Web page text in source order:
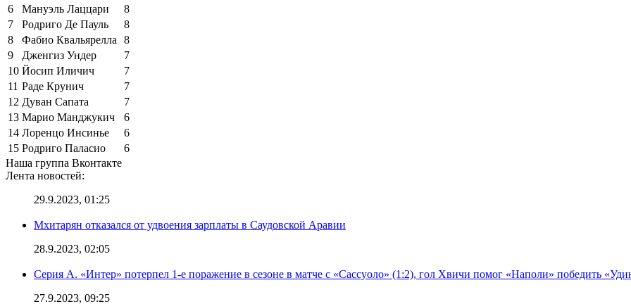
6
Мануэль Лаццари
8
7
Родриго Де Пауль
8
8
Фабио Квальярелла
8
9
Дженгиз Ундер
7
10 Йосип Иличич
7
11 Раде Крунич
7
12 Дуван Сапата
7
13 Марио Манджукич
6
14 Лоренцо Инсинье
6
15 Родриго Паласио
6
Наша группа Вконтакте
Лента новостей:
29.9.2023, 01:25
Мхитарян отказался от удвоения зарплаты в Саудовской Аравии
28.9.2023, 02:05
Серия А. «Интер» потерпел 1-е поражение в сезоне в матче с «Сассуоло» (1:2), гол Хвичи помог «Наполи» победить
27.9.2023, 09:25